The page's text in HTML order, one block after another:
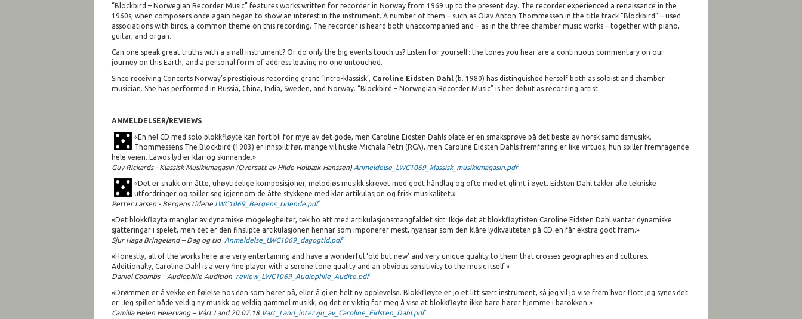
“Blockbird – Norwegian Recorder Music” features works written for recorder in Norway from 1969 up to the present day. The recorder experienced a renaissance in the
1960s, when composers once again began to show an interest in the instrument. A number of them – such as Olav Anton Thommessen in the title track “Blockbird” – used
associations with birds, a common theme on this recording. The recorder is heard both unaccompanied and – as in the three chamber music works – together with piano,
guitar, and organ.
Can one speak great truths with a small instrument? Or do only the big events touch us? Listen for yourself: the tones you hear are a continuous commentary on our
journey on this Earth, and a personal form of address leaving no one untouched.
Since receiving Concerts Norway’s prestigious recording grant “Intro-klassisk’, Caroline Eidsten Dahl (b. 1980) has distinguished herself both as soloist and chamber
musician. She has performed in Russia, China, India, Sweden, and Norway. “Blockbird – Norwegian Recorder Music” is her debut as recording artist.
ANMELDELSER/REVIEWS
«En hel CD med solo blokkfløyte kan fort bli for mye av det gode, men Caroline Eidsten Dahls plate er en smaksprøve på det beste av norsk samtidsmusikk.
Thommessens The Blockbird (1983) er innspilt før, mange vil huske Michala Petri (RCA), men Caroline Eidsten Dahls fremføring er like virtuos, hun spiller fremragende
hele veien. Lawos lyd er klar og skinnende.»
Guy Rickards - Klassisk Musikkmagasin (Oversatt av Hilde Holbæk-Hanssen) Anmeldelse_LWC1069_klassisk_musikkmagasin.pdf
«Det er snakk om åtte, uhøytidelige komposisjoner, melodiøs musikk skrevet med godt håndlag og ofte med et glimt i øyet. Eidsten Dahl takler alle tekniske
utfordringer og spiller seg igjennom de åtte stykkene med klar artikulasjon og frisk musikalitet.»
Petter Larsen - Bergens tidene LWC1069_Bergens_tidende.pdf
«Det blokkfløyta manglar av dynamiske mogelegheiter, tek ho att med artikulasjonsmangfaldet sitt. Ikkje det at blokkfløytisten Caroline Eidsten Dahl vantar dynamiske
sjatteringar i spelet, men det er den finslipte artikulasjonen hennar som imponerer mest, nyansar som den klåre lydkvaliteten på CD-en får ekstra godt fram.»
Sjur Haga Bringeland – Dag og tid Anmeldelse_LWC1069_dagogtid.pdf
«Honestly, all of the works here are very entertaining and have a wonderful ‘old but new’ and very unique quality to them that crosses geographies and cultures.
Additionally, Caroline Dahl is a very fine player with a serene tone quality and an obvious sensitivity to the music itself.»
Daniel Coombs – Audiophile Audition review_LWC1069_Audiophile_Audite.pdf
«Drømmen er å vekke en følelse hos den som hører på, eller å gi en helt ny opplevelse. Blokkfløyte er jo et litt sært instrument, så jeg vil jo vise frem hvor flott jeg synes det
er. Jeg spiller både veldig ny musikk og veldig gammel musikk, og det er viktig for meg å vise at blokkfløyte ikke bare hører hjemme i barokken.»
Camilla Helen Heiervang – Vårt Land 20.07.18 Vart_Land_intervju_av_Caroline_Eidsten_Dahl.pdf